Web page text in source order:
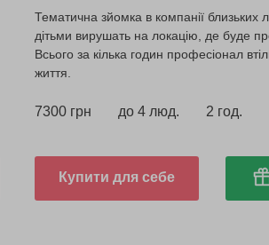
Тематична зйомка в компанії близьких
дітьми вирушать на локацію, де буде
Всього за кілька годин професіонал
життя.
7300 грн до 4 люд. 2 год.
Купити для себе